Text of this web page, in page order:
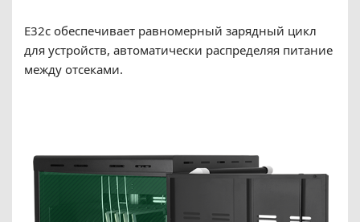
E32c обеспечивает равномерный зарядный цикл
для устройств, автоматически распределяя питание
между отсеками.